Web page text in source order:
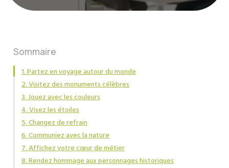
Sommaire
1. Partez en voyage autour du monde
2. Visitez des monuments célèbres
3. Jouez avec les couleurs
4. Visez les étoiles
5. Changez de refrain
6. Communiez avec la nature
7. Affichez votre cœur de métier
8. Rendez hommage aux personnages historiques